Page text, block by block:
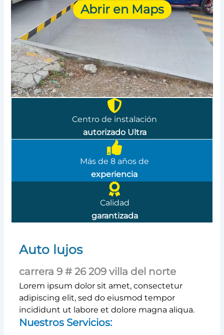
Abrir en Maps
Centro de instalación
autorizado Ultra
Más de 8 años de
experiencia
Calidad
garantizada
Auto lujos
carrera 9 # 26 209 villa del norte
Lorem ipsum dolor sit amet, consectetur
adipiscing elit, sed do eiusmod tempor
incididunt ut labore et dolore magna aliqua.
Nuestros Servicios: